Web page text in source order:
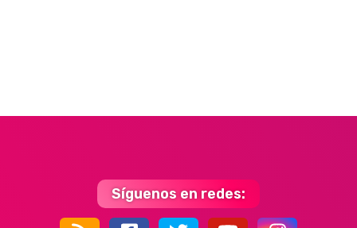
Síguenos en redes: